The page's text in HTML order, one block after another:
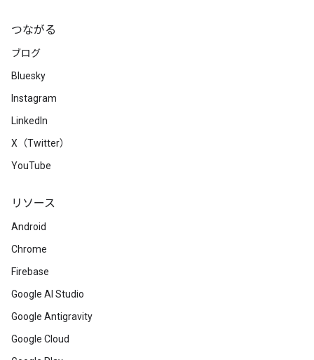
つながる
ブログ
Bluesky
Instagram
LinkedIn
X（Twitter）
YouTube
リソース
Android
Chrome
Firebase
Google AI Studio
Google Antigravity
Google Cloud